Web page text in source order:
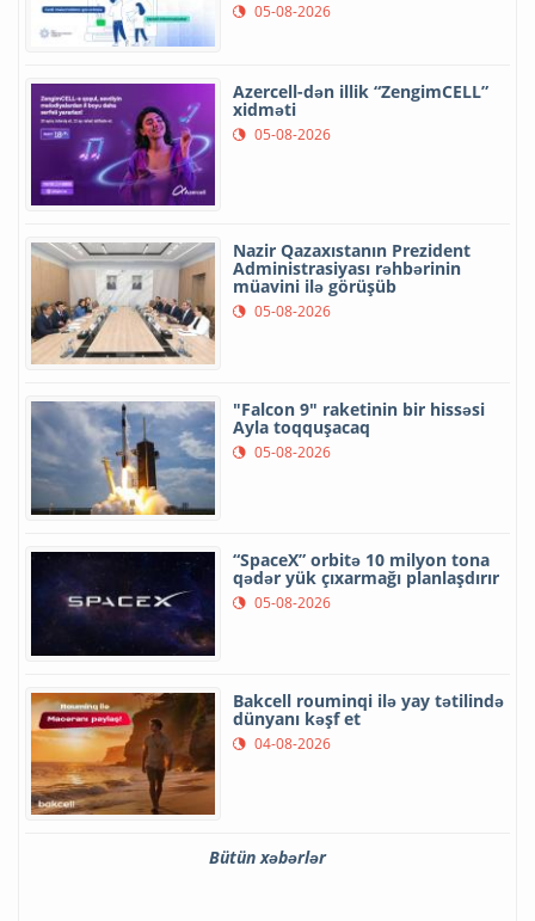
05-08-2026
Azercell-dən illik “ZengimCELL”
xidməti
05-08-2026
Nazir Qazaxıstanın Prezident
Administrasiyası rəhbərinin
müavini ilə görüşüb
05-08-2026
"Falcon 9" raketinin bir hissəsi
Ayla toqquşacaq
05-08-2026
“SpaceX” orbitə 10 milyon tona
qədər yük çıxarmağı planlaşdırır
05-08-2026
Bakcell rouminqi ilə yay tətilində
dünyanı kəşf et
04-08-2026
Bütün xəbərlər